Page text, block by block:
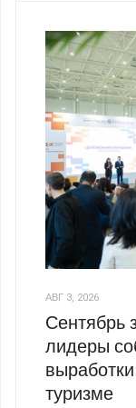
АВГ 3, 2026
Сентябрь
лидеры
туризме